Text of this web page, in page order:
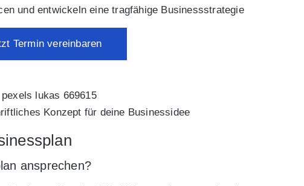
und entwickeln eine tragfähige Businessstrategie
Termin vereinbaren
Konzept für deine Businessidee
ansprechen?